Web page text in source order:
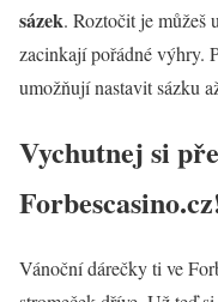
sázek. Roztočit je můžeš
zacinkají pořádné výhry.
umožňují nastavit sázku
Vychutnej si
Vánoční dárečky ti ve